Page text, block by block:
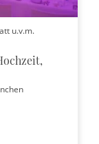
u.v.m.